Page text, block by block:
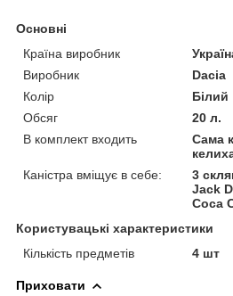
Основні
Країна виробник
Виробник
Dacia
Колір
Білий
Обсяг
20 л.
В комплект входить
Сама
Каністра вміщує в себе:
3
Jack
Coca
Користувацькi характеристики
Кількість предметів
4 шт
Приховати